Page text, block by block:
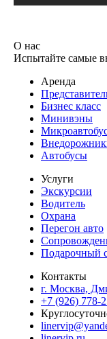
О нас
Испытайте самые
Аренда
Бизнес класс
Минивэны
Автобусы
Услуги
Экскурсии
Водитель
Охрана
Перегон авто
Подарочный
Контакты
г. Москва,
+7 (926) 778-